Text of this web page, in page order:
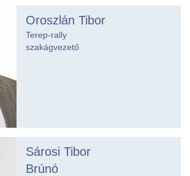
Oroszlán Tibor
Terep-rally
szakágvezető
Sárosi Tibor
Brúnó